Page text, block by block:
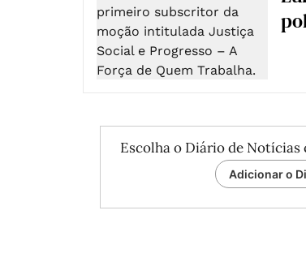
Escolha o Diário de
Adicionar o